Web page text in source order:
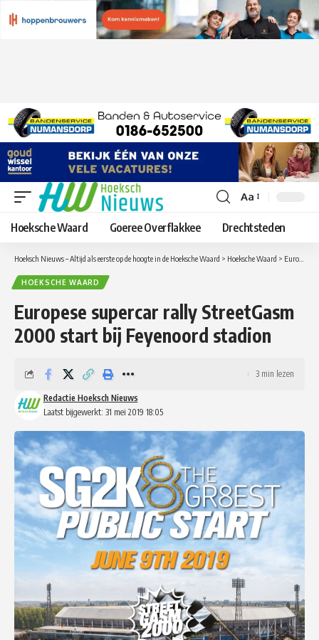
Lettergrootte
aanpassen
Aa
Hoeksche Waard Goeree Overflakkee Drechtsteden
Hoeksch Nieuws – Altijd als eerste op de hoogte in de Hoeksche Waard > Hoeksche Waard > Europese supercar rally StreetGasm 2000 start bij Feyenoord stadion
HOEKSCHE WAARD
Europese supercar rally StreetGasm
2000 start bij Feyenoord stadion
Laatst bijgewerkt: 31 mei 2019 18:05
Redactie Hoeksch Nieuws
3 min lezen